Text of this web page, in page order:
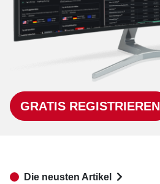
GRATIS REGISTRIEREN
Die neusten Artikel